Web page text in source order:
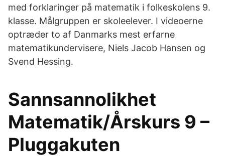
med forklaringer på matematik i folkeskolens 9.
klasse. Målgruppen er skoleelever. I videoerne
optræder to af Danmarks mest erfarne
matematikundervisere, Niels Jacob Hansen og
Svend Hessing.
Sannsannolikhet
Matematik/Årskurs 9 –
Pluggakuten